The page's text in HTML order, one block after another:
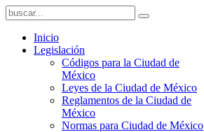
Inicio
Legislación
Códigos para la Ciudad de
México
Leyes de la Ciudad de México
Reglamentos de la Ciudad de
México
Normas para Ciudad de México